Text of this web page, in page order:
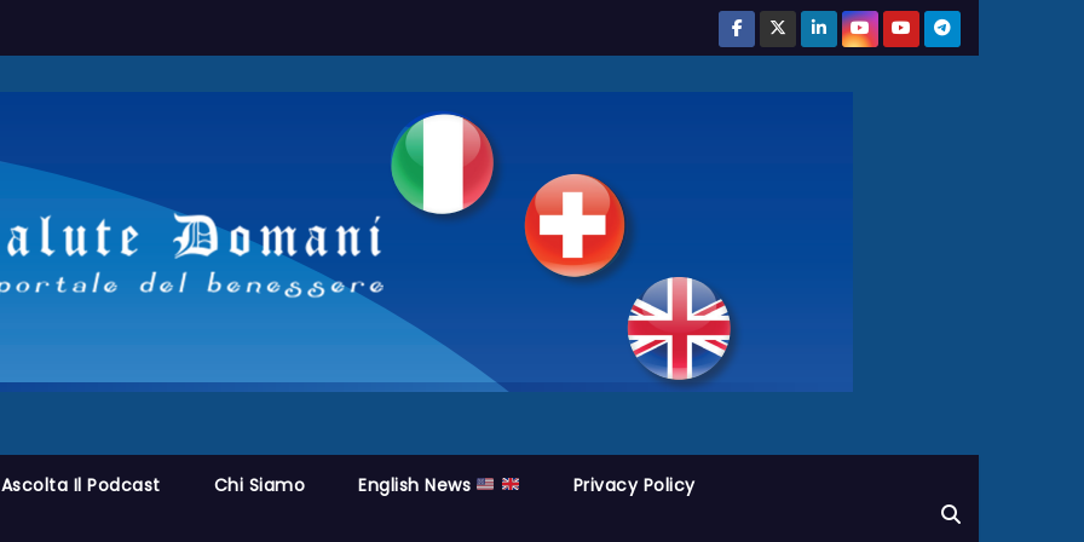
Ascolta Il Podcast Chi Siamo English News Privacy Policy